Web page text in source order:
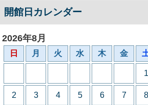
開館日カレンダー
2026年8月
日 月 火 水 木 金
1
2 3 4 5 6 7 8